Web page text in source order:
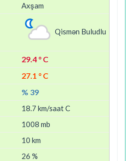
Axşam
Qismən Buludlu
29.4 ° C
27.1 ° C
% 39
18.7 km/saat C
1008 mb
10 km
26 %